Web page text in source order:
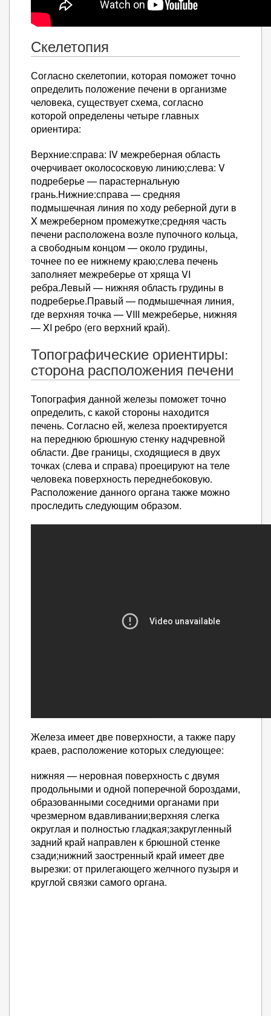
Скелетопия
Согласно скелетопии, которая поможет точно
определить положение печени в организме
человека, существует схема, согласно
которой определены четыре главных
ориентира:
Верхние:справа: IV межреберная область
очерчивает околососковую линию;слева: V
подреберье — парастернальную
грань.Нижние:справа — средняя
подмышечная линия по ходу реберной дуги в
X межреберном промежутке;средняя часть
печени расположена возле пупочного кольца,
а свободным концом — около грудины,
точнее по ее нижнему краю;слева печень
заполняет межреберье от хряща VI
ребра.Левый — нижняя область грудины в
подреберье.Правый — подмышечная линия,
где верхняя точка — VIII межреберье, нижняя
— XI ребро (его верхний край).
Топографические ориентиры:
сторона расположения печени
Топография данной железы поможет точно
определить, с какой стороны находится
печень. Согласно ей, железа проектируется
на переднюю брюшную стенку надчревной
области. Две границы, сходящиеся в двух
точках (слева и справа) проецируют на теле
человека поверхность переднебоковую.
Расположение данного органа также можно
проследить следующим образом.
Железа имеет две поверхности, а также пару
краев, расположение которых следующее:
нижняя — неровная поверхность с двумя
продольными и одной поперечной бороздами,
образованными соседними органами при
чрезмерном вдавливании;верхняя слегка
округлая и полностью гладкая;закругленный
задний край направлен к брюшной стенке
сзади;нижний заостренный край имеет две
вырезки: от прилегающего желчного пузыря и
круглой связки самого органа.